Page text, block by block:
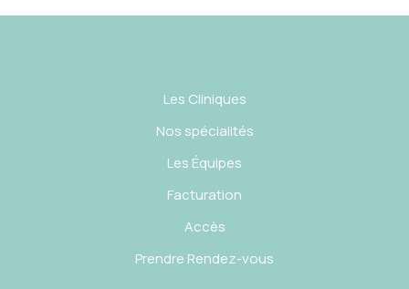
Les Cliniques
Nos spécialités
Les Équipes
Facturation
Accès
Prendre Rendez-vous